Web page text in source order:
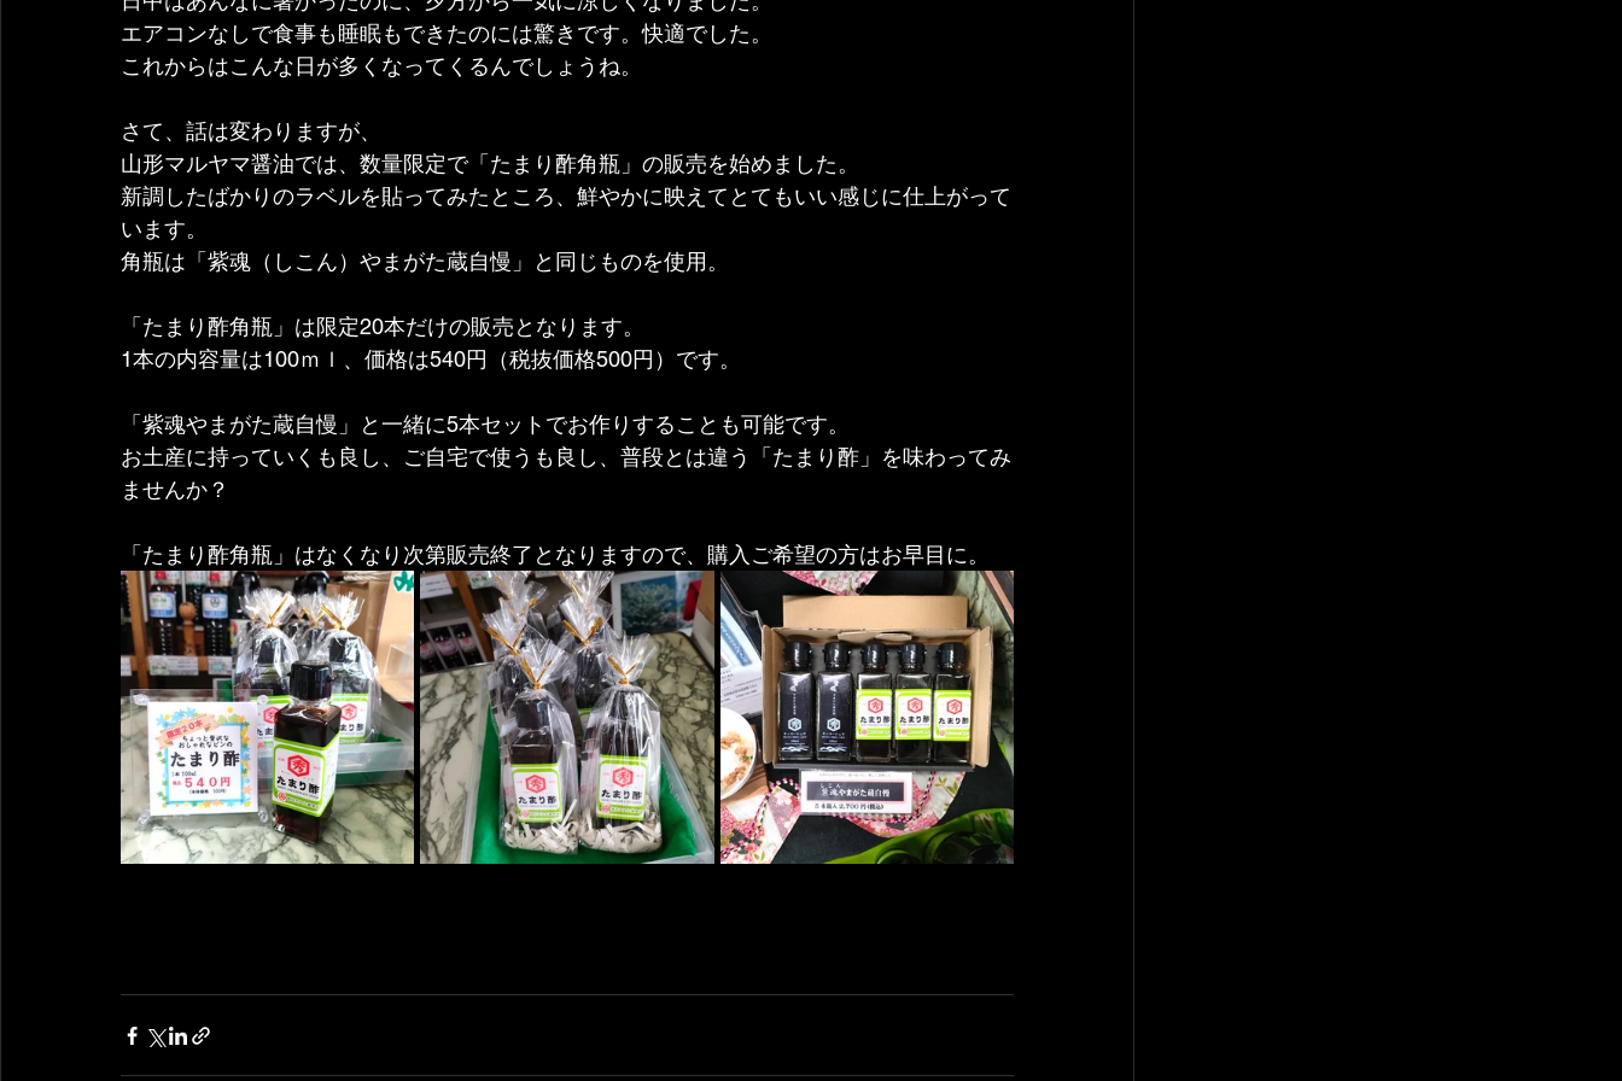
エアコンなしで食事も睡眠もできたのには驚きです。快適でした。
これからはこんな日が多くなってくるんでしょうね。
さて、話は変わりますが、
山形マルヤマ醤油では、数量限定で「たまり酢角瓶」の販売を始めました。
新調したばかりのラベルを貼ってみたところ、鮮やかに映えてとてもいい感じに仕上がって
います。
角瓶は「紫魂（しこん）やまがた蔵自慢」と同じものを使用。
「たまり酢角瓶」は限定20本だけの販売となります。
1本の内容量は100ｍｌ、価格は540円（税抜価格500円）です。
「紫魂やまがた蔵自慢」と一緒に5本セットでお作りすることも可能です。
お土産に持っていくも良し、ご自宅で使うも良し、普段とは違う「たまり酢」を味わってみ
ませんか？
「たまり酢角瓶」はなくなり次第販売終了となりますので、購入ご希望の方はお早目に。